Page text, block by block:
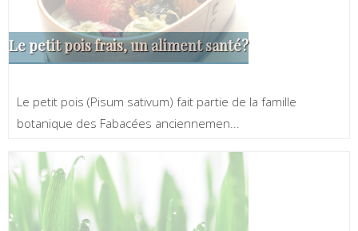
Le petit pois frais, un aliment santé?
Le petit pois (Pisum sativum) fait partie de la famille
botanique des Fabacées anciennemen...